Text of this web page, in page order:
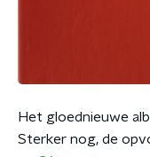
Het gloednieuwe
Sterker nog, de